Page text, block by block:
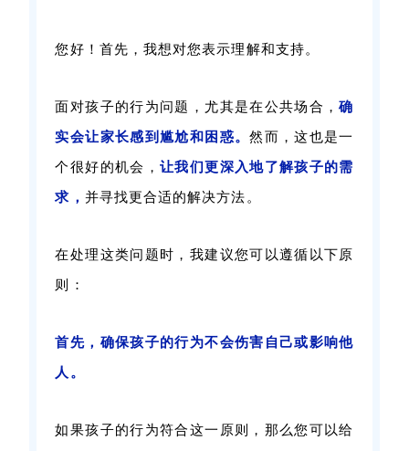
您好！首先，我想对您表示理解和支持。
面对孩子的行为问题，尤其是在公共场合，确
实会让家长感到尴尬和困惑。然而，这也是一
个很好的机会，让我们更深入地了解孩子的需
求， 并寻找更合适的解决方法。
在处理这类问题时，我建议您可以遵循以下原
则：
首先，确保孩子的行为不会伤害自己或影响他
人。
如果孩子的行为符合这一原则，那么您可以给